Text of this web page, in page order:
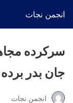
انجمن نجات
سرکرده
جان بدر
انجمن نجات